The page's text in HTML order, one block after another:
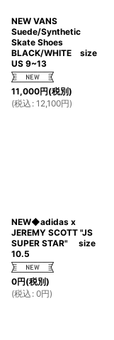
NEW VANS
Suede/Synthetic
Skate Shoes
BLACK/WHITE size
US 9~13
11,000円(税別)
(税込 : 12,100円)
NEW◆adidas x
JEREMY SCOTT "JS
SUPER STAR" size
10.5
0円(税別)
(税込 : 0円)